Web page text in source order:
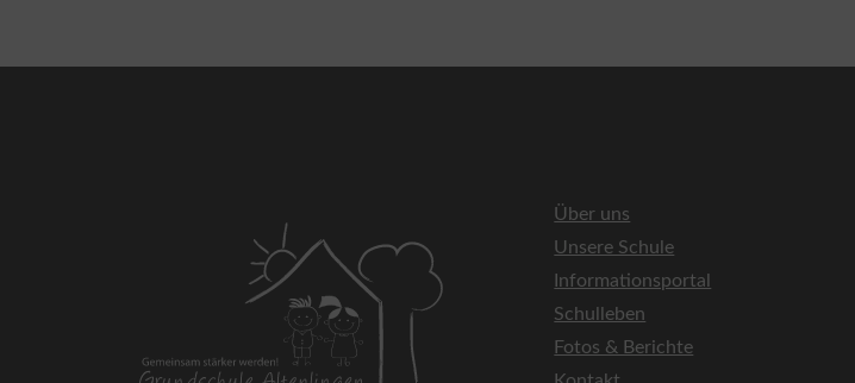
Über uns
Unsere Schule
Informationsportal
Schulleben
Fotos & Berichte